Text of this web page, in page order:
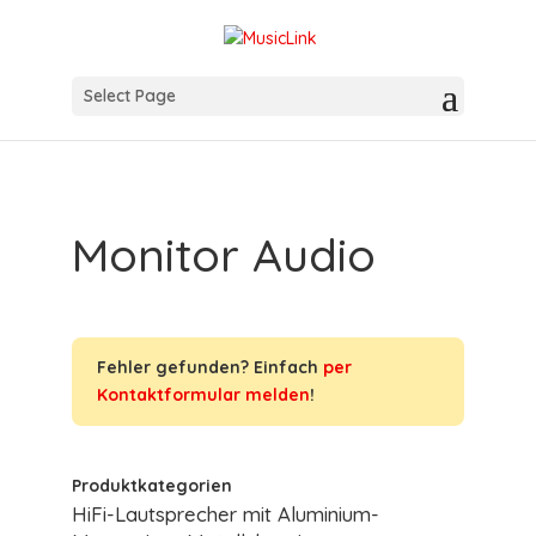
Select Page
Monitor Audio
Fehler gefunden? Einfach per
Kontaktformular melden!
Produktkategorien
HiFi-Lautsprecher mit Aluminium-